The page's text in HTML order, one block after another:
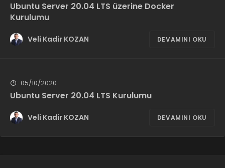
Ubuntu Server 20.04 LTS üzerine Docker
Kurulumu
Veli Kadir KOZAN DEVAMINI OKU
05/10/2020
Ubuntu Server 20.04 LTS Kurulumu
Veli Kadir KOZAN DEVAMINI OKU